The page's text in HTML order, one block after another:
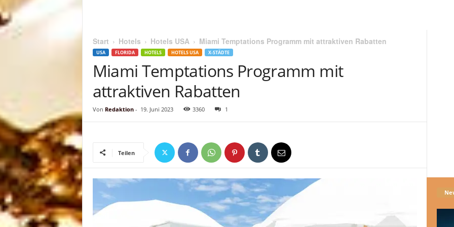
Start Hotels Hotels USA Miami Temptations Programm mit attraktiven Rabatten
USA FLORIDA HOTELS HOTELS USA X-STÄDTE
Miami Temptations Programm mit
attraktiven Rabatten
Von Redaktion- 19. Juni 2023 3360 1
Teilen